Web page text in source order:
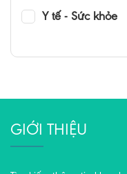
Y tế - Sức khỏe
GIỚI THIỆU